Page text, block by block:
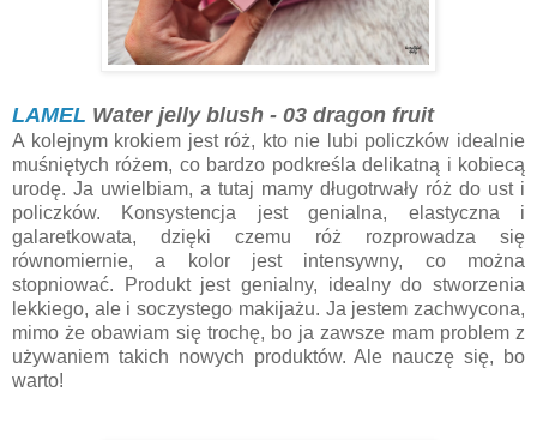
LAMEL Water jelly blush - 03 dragon fruit
A kolejnym krokiem jest róż, kto nie lubi policzków idealnie
muśniętych różem, co bardzo podkreśla delikatną i kobiecą
urodę. Ja uwielbiam, a tutaj mamy długotrwały róż do ust i
policzków. Konsystencja jest genialna, elastyczna i
galaretkowata, dzięki czemu róż rozprowadza się
równomiernie, a kolor jest intensywny, co można
stopniować. Produkt jest genialny, idealny do stworzenia
lekkiego, ale i soczystego makijażu. Ja jestem zachwycona,
mimo że obawiam się trochę, bo ja zawsze mam problem z
używaniem takich nowych produktów. Ale nauczę się, bo
warto!